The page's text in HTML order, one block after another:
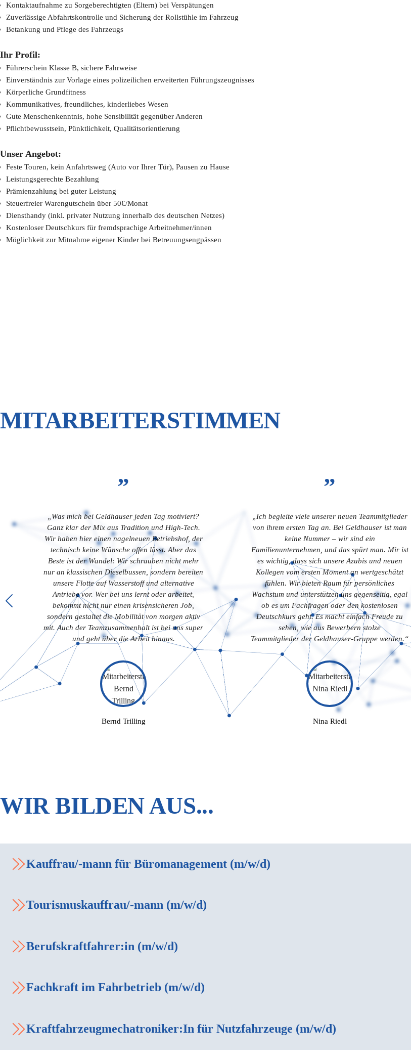
Kontaktaufnahme zu Sorgeberechtigten (Eltern) bei Verspätungen
Zuverlässige Abfahrtskontrolle und Sicherung der Rollstühle im Fahrzeug
Betankung und Pflege des Fahrzeugs
Ihr Profil:
Führerschein Klasse B, sichere Fahrweise
Einverständnis zur Vorlage eines polizeilichen erweiterten Führungszeugnisses
Körperliche Grundfitness
Kommunikatives, freundliches, kinderliebes Wesen
Gute Menschenkenntnis, hohe Sensibilität gegenüber Anderen
Pflichtbewusstsein, Pünktlichkeit, Qualitätsorientierung
Unser Angebot:
Feste Touren, kein Anfahrtsweg (Auto vor Ihrer Tür), Pausen zu Hause
Leistungsgerechte Bezahlung
Prämienzahlung bei guter Leistung
Steuerfreier Warengutschein über 50€/Monat
Diensthandy (inkl. privater Nutzung innerhalb des deutschen Netzes)
Kostenloser Deutschkurs für fremdsprachige Arbeitnehmer/innen
Möglichkeit zur Mitnahme eigener Kinder bei Betreuungsengpässen
MITARBEITERSTIMMEN
”
„Was mich bei Geldhauser jeden Tag motiviert?
Ganz klar der Mix aus Tradition und High-Tech.
Wir haben hier einen nagelneuen Betriebshof, der
technisch keine Wünsche offen lässt. Aber das
Beste ist der Wandel: Wir schrauben nicht mehr
nur an klassischen Dieselbussen, sondern bereiten
unsere Flotte auf Wasserstoff und alternative
Antriebe vor. Wer bei uns lernt oder arbeitet,
bekommt nicht nur einen krisensicheren Job,
sondern gestaltet die Mobilität von morgen aktiv
mit. Auch der Teamzusammenhalt ist bei uns super
und geht über die Arbeit hinaus.
Bernd Trilling
”
„Ich begleite viele unserer neuen Teammitglieder
von ihrem ersten Tag an. Bei Geldhauser ist man
keine Nummer – wir sind ein
Familienunternehmen, und das spürt man. Mir ist
es wichtig, dass sich unsere Azubis und neuen
Kollegen vom ersten Moment an wertgeschätzt
fühlen. Wir bieten Raum für persönliches
Wachstum und unterstützen uns gegenseitig, egal
ob es um Fachfragen oder den kostenlosen
Deutschkurs geht. Es macht einfach Freude zu
sehen, wie aus Bewerbern stolze
Teammitglieder der Geldhauser-Gruppe werden.“
Nina Riedl
WIR BILDEN AUS...
Kauffrau/-mann für Büromanagement (m/w/d)
Tourismuskauffrau/-mann (m/w/d)
Berufskraftfahrer:in (m/w/d)
Fachkraft im Fahrbetrieb (m/w/d)
Kraftfahrzeugmechatroniker:In für Nutzfahrzeuge (m/w/d)